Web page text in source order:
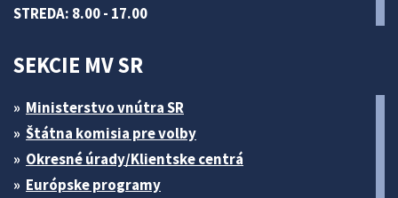
STREDA: 8.00 - 17.00
SEKCIE MV SR
Ministerstvo vnútra SR
Štátna komisia pre volby
Okresné úrady/Klientske centrá
Európske programy